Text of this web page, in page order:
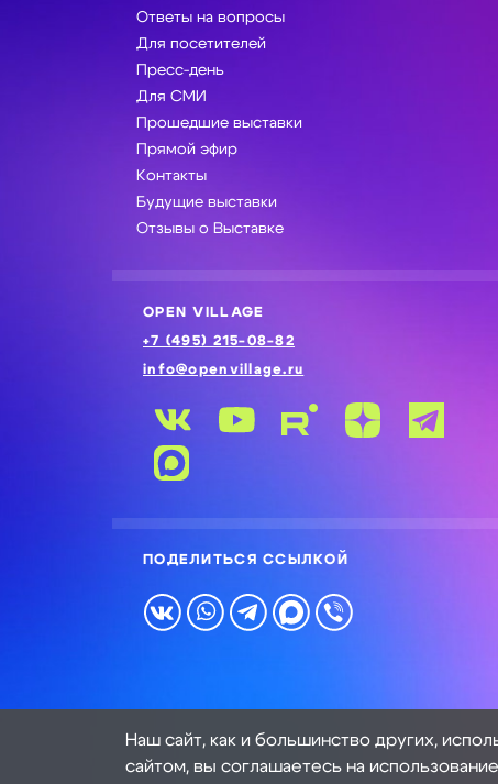
Ответы на вопросы
Для посетителей
Пресс-день
Для СМИ
Прошедшие выставки
Прямой эфир
Контакты
Будущие выставки
Отзывы о Выставке
OPEN VILLAGE
+7 (495) 215-08-82
info@openvillage.ru
ПОДЕЛИТЬСЯ ССЫЛКОЙ
Наш сайт, как и большинство других,
сайтом, вы соглашаетесь на